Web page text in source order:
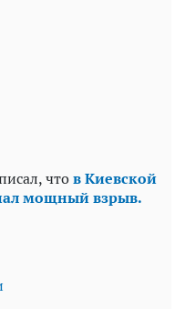
чтов Киевской
мощный взрыв.